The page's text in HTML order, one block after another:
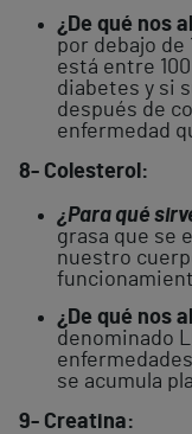
¿De qué nos
por debajo de
está entre
diabetes y si
después de
enfermedad
8- Colesterol:
¿Para qué
grasa que se
nuestro
¿De qué nos
denominado
se acumula
9- Creatina: